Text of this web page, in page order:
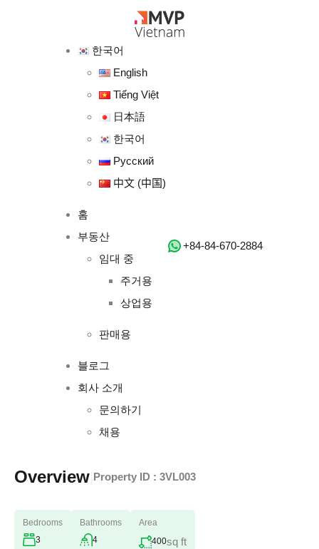
한국어
English
Tiếng Việt
日本語
한국어
Русский
中文 (中国)
홈
부동산
임대 중
주거용
상업용
판매용
블로그
회사 소개
문의하기
채용
‭+84-84-670-2884‬
Overview Property ID : 3VL003
Bedrooms
3
Bathrooms
4
Area
400sq ft